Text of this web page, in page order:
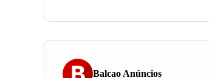
Balcao Anúncios